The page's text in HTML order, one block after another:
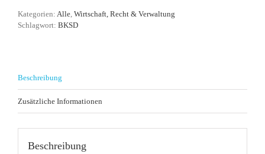
Kategorien: Alle Wirtschaft, Recht & Verwaltung
Schlagwort: BKSD
Beschreibung
Zusätzliche Informationen
Beschreibung